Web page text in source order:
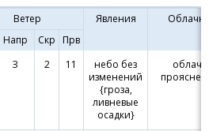
Ветер Явления
Напр
Скр Прв
З 2 11
небо без
изменений
{гроза,
ливневые
осадки}